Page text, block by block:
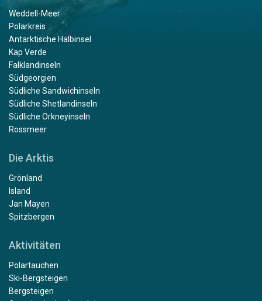
Weddell-Meer
Polarkreis
Antarktische Halbinsel
Kap Verde
Falklandinseln
Südgeorgien
Südliche Sandwichinseln
Südliche Shetlandinseln
Südliche Orkneyinseln
Rossmeer
Die Arktis
Grönland
Island
Jan Mayen
Spitzbergen
Aktivitäten
Polartauchen
Ski-Bergsteigen
Bergsteigen